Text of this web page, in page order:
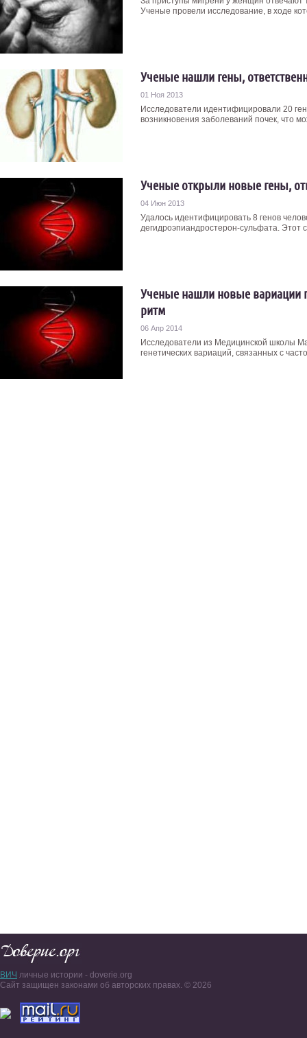
Ученые провели исследование, в ходе
Ученые нашли гены,
01 Ноя 2013
Исследователи идентифицировали 20
возникновения заболеваний почек, что
Ученые открыли новые гены,
04 Июн 2013
Удалось идентифицировать 8 генов
дегидроэпиандростерон-сульфата. Этот
Ученые нашли новые вариации
ритм
06 Апр 2014
Исследователи из Медицинской школы
генетических вариаций, связанных с
ВИЧ личные истории - doverie.org
Сайт защищен законами об авторских правах. © 2026